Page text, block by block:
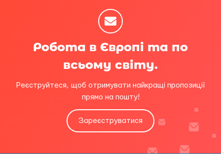
Робота в Європі та по
всьому світу.
Реєструйтеся, щоб отримувати найкращі пропозиції
прямо на пошту!
Зареєструватися